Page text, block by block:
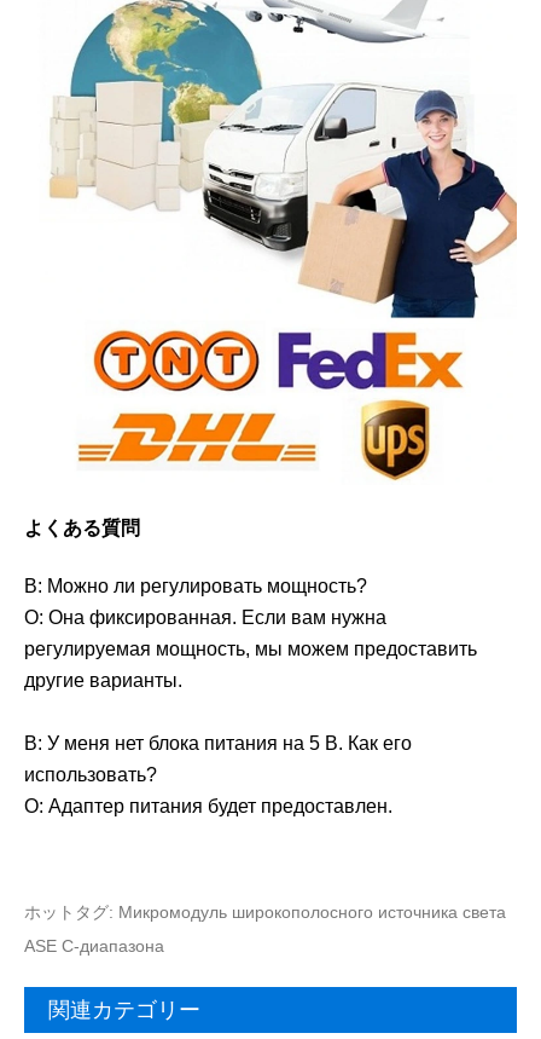
よくある質問
В: Можно ли регулировать мощность?
О: Она фиксированная. Если вам нужна
регулируемая мощность, мы можем предоставить
другие варианты.
В: У меня нет блока питания на 5 В. Как его
использовать?
О: Адаптер питания будет предоставлен.
ホットタグ: Микромодуль широкополосного источника света
ASE C-диапазона
関連カテゴリー